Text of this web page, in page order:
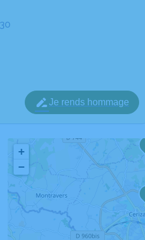
Je rends hommage
+
−